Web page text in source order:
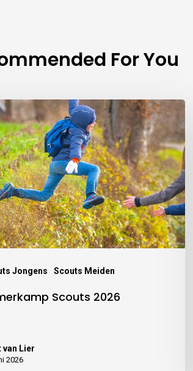
For You
Jongens Scouts Meiden
Scouts 2026
van Lier
2026